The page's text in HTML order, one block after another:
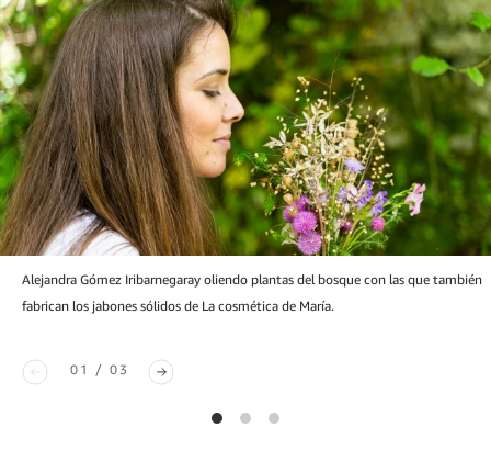
Alejandra Gómez Iribarnegaray oliendo plantas del bosque con las que también
fabrican los jabones sólidos de La cosmética de María.
01 / 03